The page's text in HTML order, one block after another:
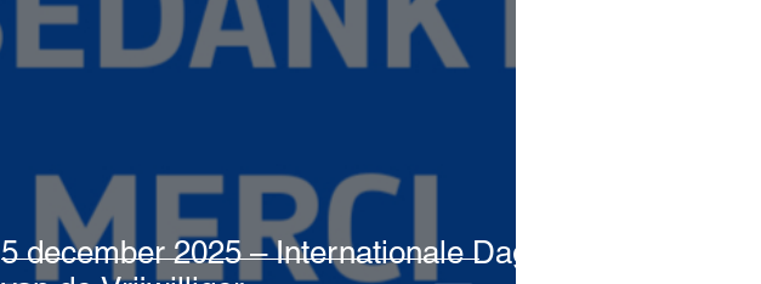
5 december 2025 – Internationale Dag